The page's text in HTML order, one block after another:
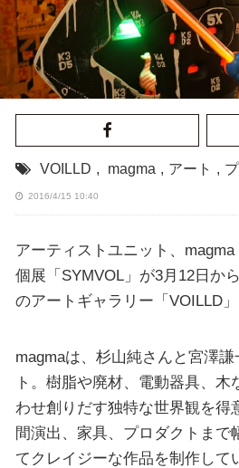
VOILLD , magma , アート ,
2016/4/15 10:40
アーティストユニット、
個展「SYMVOL」が3月12日か
のアートギャラリー「VOILLD」
magmaは、杉山純さんと宮澤
ト。樹脂や廃材、電動器具、
わせ創りだす独特な世界観を得
間演出、家具、プロダクトまで
てクレイジーな作品を制作して